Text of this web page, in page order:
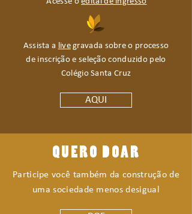
Assista a livegravada sobre o processo
de inscrição e seleção conduzido pelo
Colégio Santa Cruz
AQUI
QUERO DOAR
Participe você também da construção de
uma sociedade menos desigual